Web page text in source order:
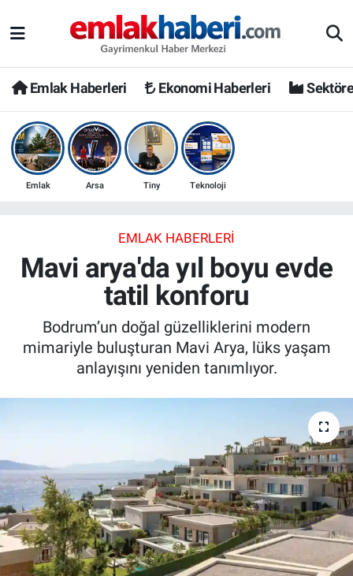
Emlak Haberleri Ekonomi Haberleri
Emlak Arsa Tiny Teknoloji
EMLAK HABERLERI
Mavi arya'da yıl boyu evde
tatil konforu
Bodrum’un doğal güzelliklerini modern
mimariyle buluşturan Mavi Arya, lüks yaşam
anlayışını yeniden tanımlıyor.